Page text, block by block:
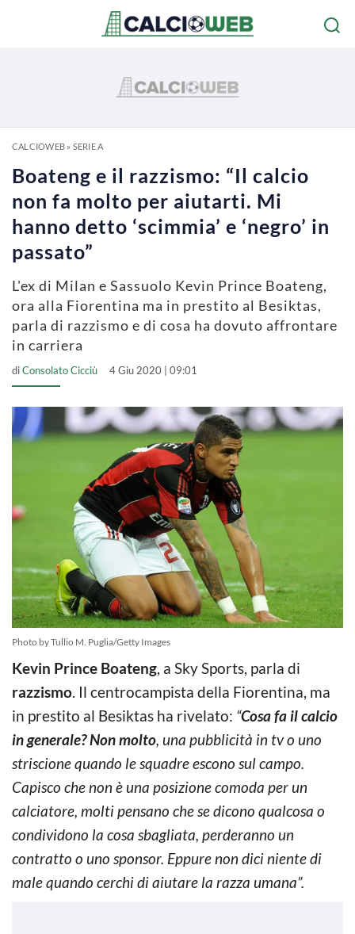
CALCIOWEB» SERIE A
Boateng e il razzismo: “Il calcio
non fa molto per aiutarti. Mi
hanno detto ‘scimmia’ e ‘negro’ in
passato”
L'ex di Milan e Sassuolo Kevin Prince Boateng,
ora alla Fiorentina ma in prestito al Besiktas,
parla di razzismo e di cosa ha dovuto affrontare
in carriera
diConsolato Cicciù 4 Giu 2020 | 09:01
Photo by Tullio M. Puglia/Getty Images
Kevin Prince Boateng, a Sky Sports, parla di
razzismo. Il centrocampista della Fiorentina, ma
in prestito al Besiktas ha rivelato: “Cosa fa il calcio
in generale? Non molto, una pubblicità in tv o uno
striscione quando le squadre escono sul campo.
Capisco che non è una posizione comoda per un
calciatore, molti pensano che se dicono qualcosa o
condividono la cosa sbagliata, perderanno un
contratto o uno sponsor. Eppure non dici niente di
male quando cerchi di aiutare la razza umana”.